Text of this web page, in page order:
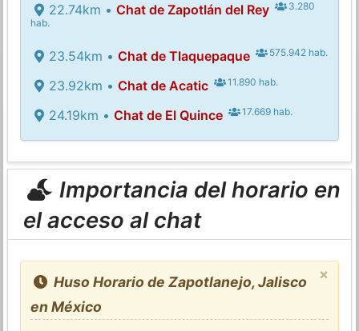
22.74km • Chat de Zapotlán del Rey
3.280
hab.
23.54km • Chat de Tlaquepaque 575.942 hab.
23.92km • Chat de Acatic 11.890 hab.
24.19km • Chat de El Quince 17.669 hab.
Importancia del horario en
el acceso al chat
×
Huso Horario de Zapotlanejo, Jalisco
en México